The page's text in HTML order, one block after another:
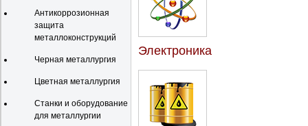
Антикоррозионная
защита
металлоконструкций
Черная металлургия
Цветная металлургия
Станки и оборудование
для металлургии
Электроника